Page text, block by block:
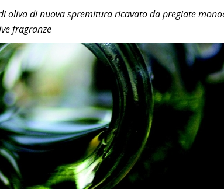
oliva di nuova spremitura ricavato da pregiate
fragranze